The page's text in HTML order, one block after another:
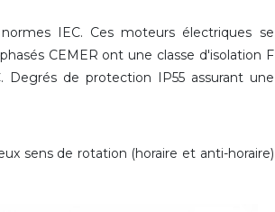
IEC. Ces moteurs électriques se
CEMER ont une classe d'isolation F
de protection IP55 assurant une
sens de rotation (horaire et anti-horaire)